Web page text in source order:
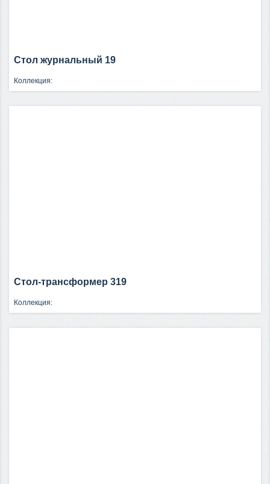
Стол журнальный 19
Коллекция:
Стол-трансформер 319
Коллекция: